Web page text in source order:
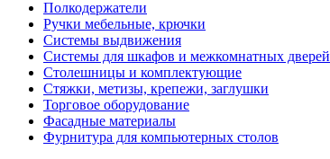
Полкодержатели
Ручки мебельные, крючки
Системы выдвижения
Системы для шкафов и межкомнатных дверей
Столешницы и комплектующие
Стяжки, метизы, крепежи, заглушки
Торговое оборудование
Фасадные материалы
Фурнитура для компьютерных столов